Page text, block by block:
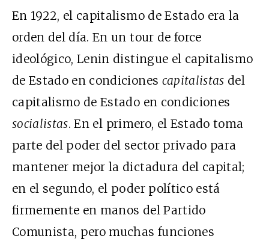
En 1922, el capitalismo de Estado era la
orden del día. En un tour de force
ideológico, Lenin distingue el capitalismo
de Estado en condiciones capitalistas del
capitalismo de Estado en condiciones
socialistas. En el primero, el Estado toma
parte del poder del sector privado para
mantener mejor la dictadura del capital;
en el segundo, el poder político está
firmemente en manos del Partido
Comunista, pero muchas funciones